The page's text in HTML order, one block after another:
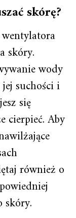
skórę?
skóry.
wody
suchości i
się
cierpieć. Aby
również o
skóry.